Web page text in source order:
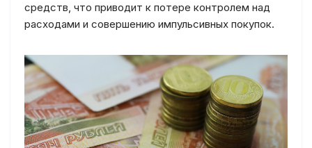
средств, что приводит к потере контролем над
расходами и совершению импульсивных покупок.